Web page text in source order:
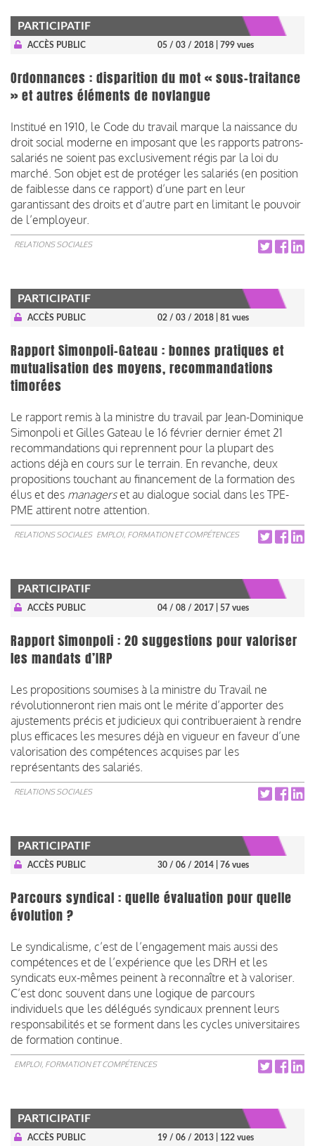
PARTICIPATIF
ACCÈS PUBLIC 05 / 03 / 2018 | 799 vues
Ordonnances : disparition du mot « sous-traitance
» et autres éléments de novlangue
Institué en 1910, le Code du travail marque la naissance du
droit social moderne en imposant que les rapports patrons-
salariés ne soient pas exclusivement régis par la loi du
marché. Son objet est de protéger les salariés (en position
de faiblesse dans ce rapport) d’une part en leur
garantissant des droits et d’autre part en limitant le pouvoir
de l’employeur.
RELATIONS SOCIALES
PARTICIPATIF
ACCÈS PUBLIC 02 / 03 / 2018 | 81 vues
Rapport Simonpoli-Gateau : bonnes pratiques et
mutualisation des moyens, recommandations
timorées
Le rapport remis à la ministre du travail par Jean-Dominique
Simonpoli et Gilles Gateau le 16 février dernier émet 21
recommandations qui reprennent pour la plupart des
actions déjà en cours sur le terrain. En revanche, deux
propositions touchant au financement de la formation des
élus et des managerset au dialogue social dans les TPE-
PME attirent notre attention.
RELATIONS SOCIALES EMPLOI, FORMATION ET COMPÉTENCES
PARTICIPATIF
ACCÈS PUBLIC 04 / 08 / 2017 | 57 vues
Rapport Simonpoli : 20 suggestions pour valoriser
les mandats d’IRP
Les propositions soumises à la ministre du Travail ne
révolutionneront rien mais ont le mérite d’apporter des
ajustements précis et judicieux qui contribueraient à rendre
plus efficaces les mesures déjà en vigueur en faveur d’une
valorisation des compétences acquises par les
représentants des salariés.
RELATIONS SOCIALES
PARTICIPATIF
ACCÈS PUBLIC 30 / 06 / 2014 | 76 vues
Parcours syndical : quelle évaluation pour quelle
évolution ?
Le syndicalisme, c’est de l’engagement mais aussi des
compétences et de l’expérience que les DRH et les
syndicats eux-mêmes peinent à reconnaître et à valoriser.
C’est donc souvent dans une logique de parcours
individuels que les délégués syndicaux prennent leurs
responsabilités et se forment dans les cycles universitaires
de formation continue.
EMPLOI, FORMATION ET COMPÉTENCES
PARTICIPATIF
ACCÈS PUBLIC 19 / 06 / 2013 | 122 vues